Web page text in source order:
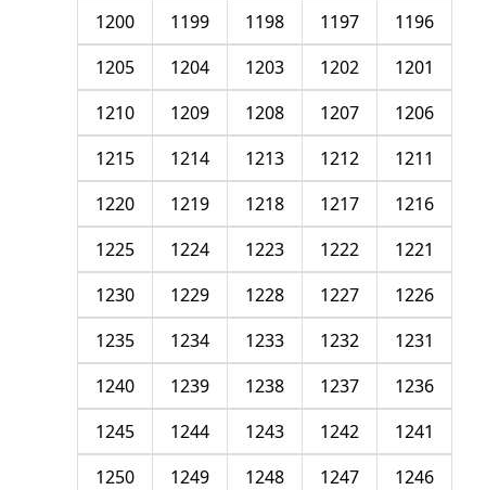
1196
1197
1198
1199
1200
1201
1202
1203
1204
1205
1206
1207
1208
1209
1210
1211
1212
1213
1214
1215
1216
1217
1218
1219
1220
1221
1222
1223
1224
1225
1226
1227
1228
1229
1230
1231
1232
1233
1234
1235
1236
1237
1238
1239
1240
1241
1242
1243
1244
1245
1246
1247
1248
1249
1250